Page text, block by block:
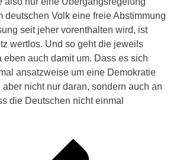
deutschen Volk eine freie Abstimmung
seit jeher vorenthalten wird, ist
wertlos. Und so geht die jeweils
eben auch damit um. Dass es sich
ansatzweise um eine Demokratie
aber nicht nur daran, sondern auch an
die Deutschen nicht einmal